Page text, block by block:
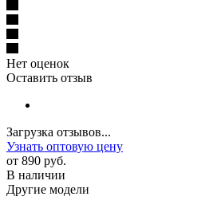
Нет оценок
Оставить отзыв
Загрузка отзывов...
Узнать оптовую цену
от 890 руб.
В наличии
Другие модели